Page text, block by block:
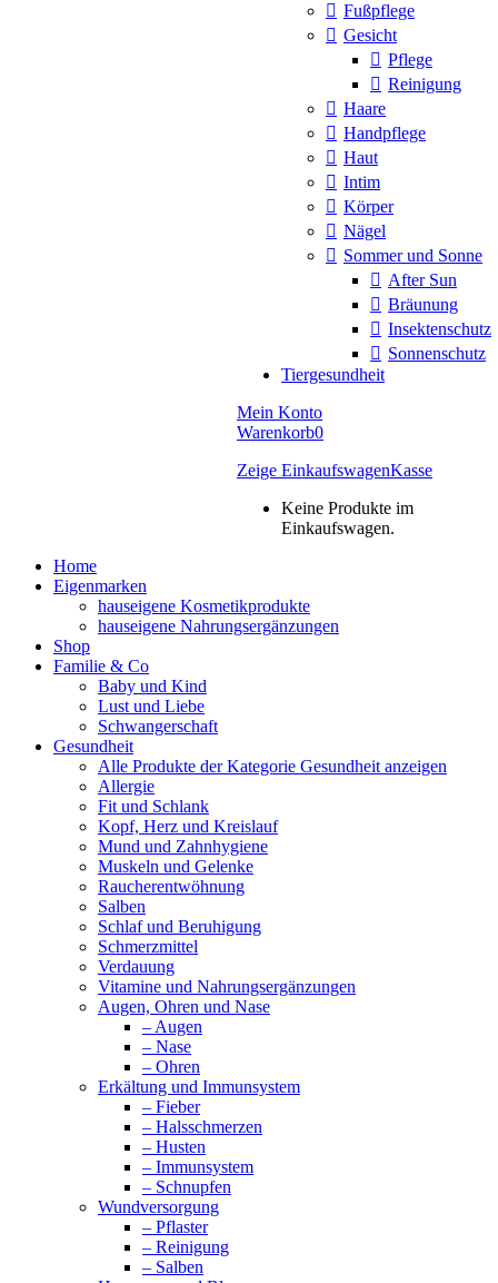
Fußpflege
Gesicht
Pflege
Reinigung
Haare
Handpflege
Haut
Intim
Körper
Nägel
Sommer und Sonne
After Sun
Bräunung
Insektenschutz
Sonnenschutz
Tiergesundheit
Mein Konto
Warenkorb0
Zeige EinkaufswagenKasse
Keine Produkte im
Einkaufswagen.
Home
Eigenmarken
hauseigene Kosmetikprodukte
hauseigene Nahrungsergänzungen
Shop
Familie & Co
Baby und Kind
Lust und Liebe
Schwangerschaft
Gesundheit
Alle Produkte der Kategorie Gesundheit anzeigen
Allergie
Fit und Schlank
Kopf, Herz und Kreislauf
Mund und Zahnhygiene
Muskeln und Gelenke
Raucherentwöhnung
Salben
Schlaf und Beruhigung
Schmerzmittel
Verdauung
Vitamine und Nahrungsergänzungen
Augen, Ohren und Nase
– Augen
– Nase
– Ohren
Erkältung und Immunsystem
– Fieber
– Halsschmerzen
– Husten
– Immunsystem
– Schnupfen
Wundversorgung
– Pflaster
– Reinigung
– Salben